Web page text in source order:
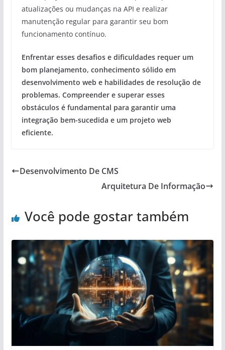
atualizações ou mudanças na API e realizar
manutenção regular para garantir seu bom
funcionamento contínuo.
Enfrentar esses desafios e dificuldades requer um
bom planejamento, conhecimento sólido em
desenvolvimento web e habilidades de resolução de
problemas. Compreender e superar esses
obstáculos é fundamental para garantir uma
integração bem-sucedida e um projeto web
eficiente.
Desenvolvimento De CMS
Arquitetura De Informação
Você pode gostar também